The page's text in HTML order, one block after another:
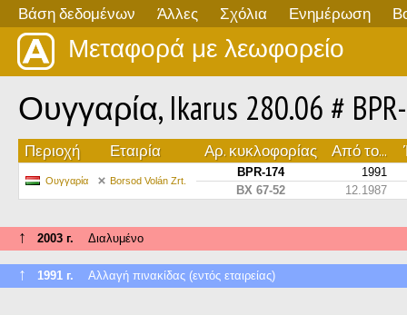
Βάση δεδομένων Άλλες Σχόλια Ενημέρωση
Μεταφορά με λεωφορείο
Ουγγαρία, Ikarus 280.06 #
Περιοχή Εταιρία Αρ. κυκλοφορίας Από το...
Ουγγαρία Borsod Volán Zrt.
BPR-174
1991
BX 67-52
12.1987
↑ 2003 г. Διαλυμένο
↑ 1991 г. Αλλαγή πινακίδας (εντός εταιρείας)